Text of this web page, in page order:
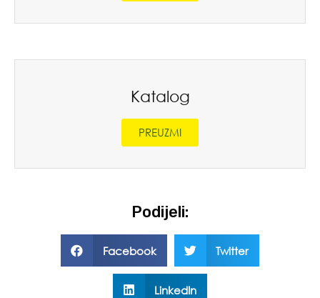
Katalog
PREUZMI
Podijeli:
Facebook Twitter
LinkedIn